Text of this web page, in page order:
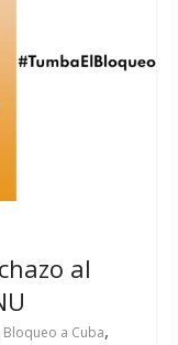
al
Bloqueo a Cuba,